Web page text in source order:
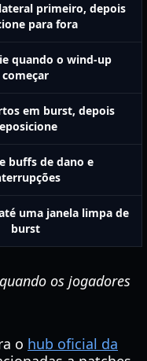
primeiro, depois
para fora
quando o wind-up
começar
em burst, depois
buffs de dano e
uma janela limpa de
burst
os jogadores
o hub oficial da